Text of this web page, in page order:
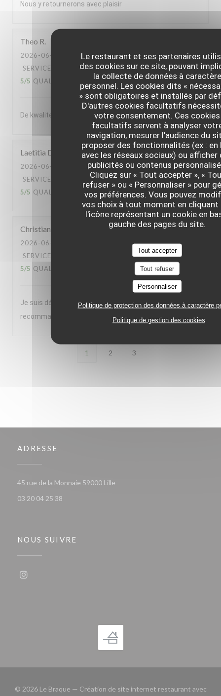
Le restaurant et ses partenaires
des cookies sur ce site, pouvant
la collecte de données à caractère
personnel. Les cookies dits «
» sont obligatoires et installés par
D'autres cookies facultatifs
votre consentement. Ces cookies
facultatifs servent à analyser
navigation, mesurer l'audience du
proposer des fonctionnalités (ex : en
avec les réseaux sociaux) ou afficher
publicités ou contenus
Cliquez sur « Tout accepter », «
refuser » ou « Personnaliser » pour
vos préférences. Vous pouvez
vos choix à tout moment en cliquant
l'icône représentant un cookie en
gauche des pages du site.
Tout accepter
Tout refuser
Personnaliser
Politique de protection des données à caractère
Politique de gestion des cookies
Nous y retournerons avec plaisir
Theo R
2026-06-30
- 20:00 - COUVERTS 2
SERVICE
AMBIANCE: 5/5 CUISINE:
5/5 QUALITÉ / PRIX 5/5
De kwaliteit van het souper was enorm
Laetitia D
2026-06-30
- 13:00 - COUVERTS 2
SERVICE
AMBIANCE: 5 /5 CUISINE:
5/5 QUALITÉ / PRIX: 5/5
Christian
2026-06-23
- 20:00 - COUVERTS 2
SERVICE
CUISINE:
5/5 QUALITÉ / PRIX
Je suis déjà venu 5 à 6 fois et je reviendrais. Je le
recommande à des amis
1 2 3
ADRESSE
45 rue de la Monnaie 59000 Lille
03 20 04 25 38
NOUS SUIVRE
© 2026 Le Braque — Création de site internet restaurant avec